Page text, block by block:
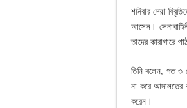
শনিবার দেয়া
আসেন।
তাদের কারাগারে
তিনি বলেন, গত ৩
না করে আদালতের
করেন।